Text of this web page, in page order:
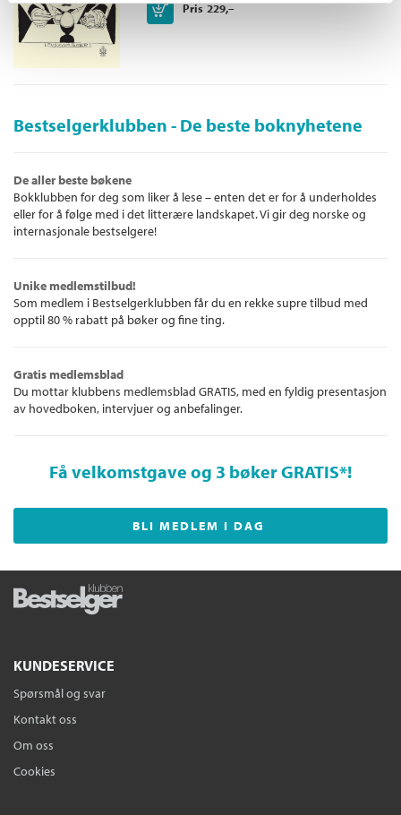
Pris 229,–
Kjøp
Bestselgerklubben - De beste boknyhetene
De aller beste bøkene
Bokklubben for deg som liker å lese – enten det er for å underholdes
eller for å følge med i det litterære landskapet. Vi gir deg norske og
internasjonale bestselgere!
Unike medlemstilbud!
Som medlem i Bestselgerklubben får du en rekke supre tilbud med
opptil 80 % rabatt på bøker og fine ting.
Gratis medlemsblad
Du mottar klubbens medlemsblad GRATIS, med en fyldig presentasjon
av hovedboken, intervjuer og anbefalinger.
Få velkomstgave og 3 bøker GRATIS*!
BLI MEDLEM I DAG
KUNDESERVICE
Spørsmål og svar
Kontakt oss
Om oss
Cookies